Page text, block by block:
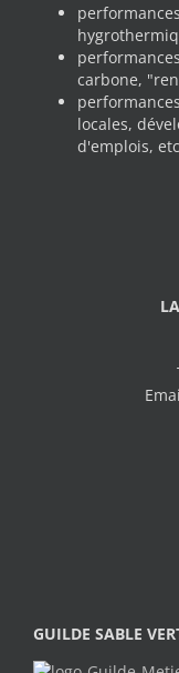
carbone,
locales,
d'emplois,
GUILDE SABLE